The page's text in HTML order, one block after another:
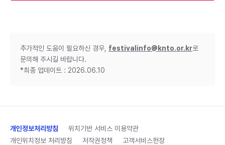
추가적인 도움이 필요하신 경우, festivalinfo@knto.or.kr로
문의해 주시길 바랍니다.
*최종 업데이트 : 2026.06.10
개인정보처리방침
위치기반 서비스 이용약관
개인위치정보 처리방침
저작권정책 고객서비스헌장